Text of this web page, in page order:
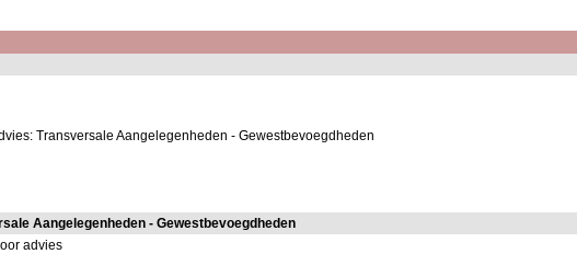
Transversale Aangelegenheden - Gewestbevoegdheden
Aangelegenheden - Gewestbevoegdheden
advies